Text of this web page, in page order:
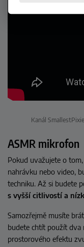
Kanál
ASMR mikrofon
Pokud uvažujete o
nahrávku nebo video,
techniku. Až si budete
s vyšší citlivostí a
Samozřejmě musíte
budete chtít použít dva
prostorového efektu